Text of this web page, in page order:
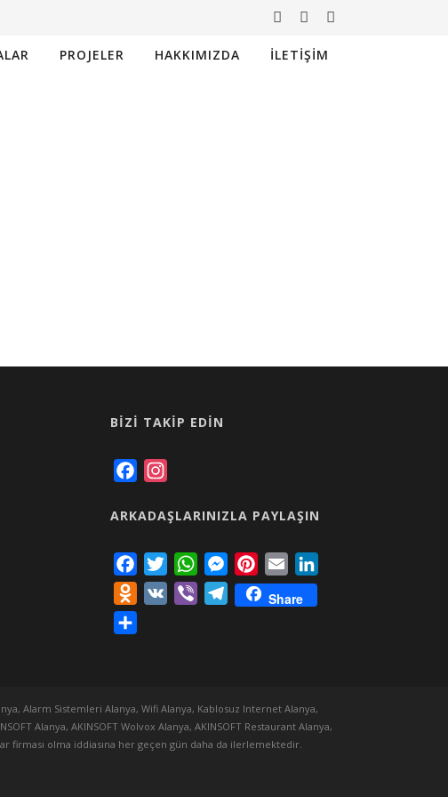
PROJELER HAKKIMIZDA İLETIŞIM
BIZI TAKIP EDIN
Facebook
ARKADAŞLARINIZLA PAYLAŞIN
FacebookTwitterWhatsAppMessenger
Pinterest
Email
Odnoklassniki
VK Viber Telegram
Share
Alarm Sistemleri Alanya, Wifi Alanya, Kablosuz Internet Alanya,
Alanya, AKINSOFT Wolvox Alanya, AKINSOFT Restaurant Alanya,
firması olma iddiasına her geçen gün daha da ilerlemektedir.